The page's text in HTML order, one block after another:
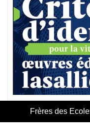
Frères des